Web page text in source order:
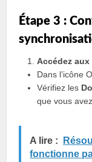
Étape 3 :
Accédez
Dans l’icône
Vérifiez les
que vous
A lire :
fonctionne